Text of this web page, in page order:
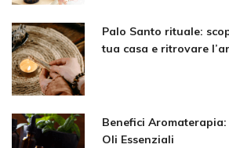
Palo Santo rituale:
tua casa e ritrovare
Benefici
Oli Essenziali